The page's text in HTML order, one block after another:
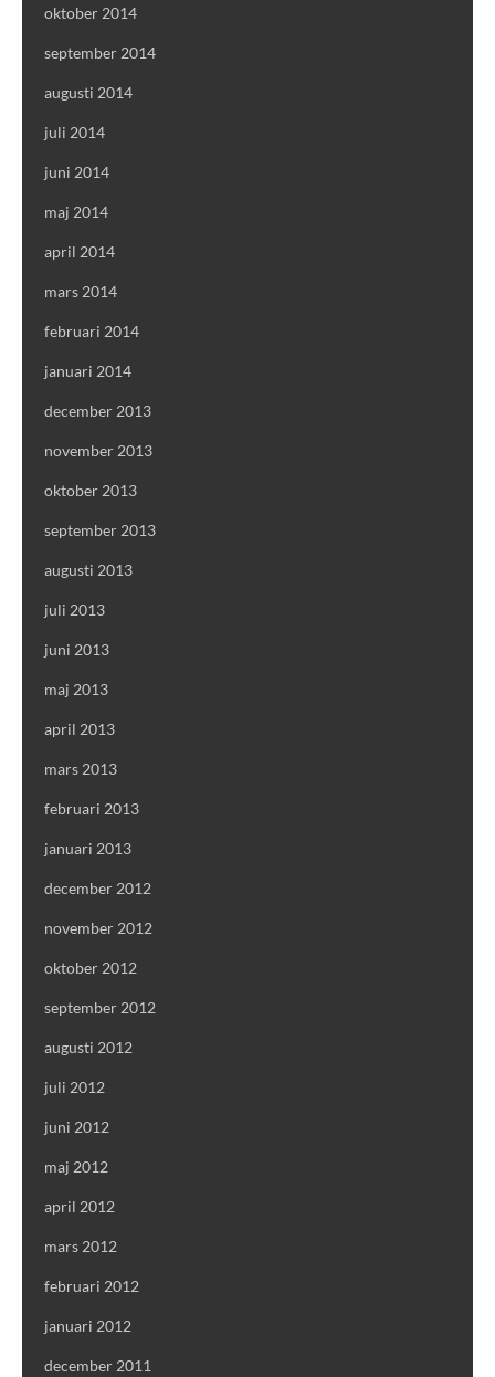
oktober 2014
september 2014
augusti 2014
juli 2014
juni 2014
maj 2014
april 2014
mars 2014
februari 2014
januari 2014
december 2013
november 2013
oktober 2013
september 2013
augusti 2013
juli 2013
juni 2013
maj 2013
april 2013
mars 2013
februari 2013
januari 2013
december 2012
november 2012
oktober 2012
september 2012
augusti 2012
juli 2012
juni 2012
maj 2012
april 2012
mars 2012
februari 2012
januari 2012
december 2011